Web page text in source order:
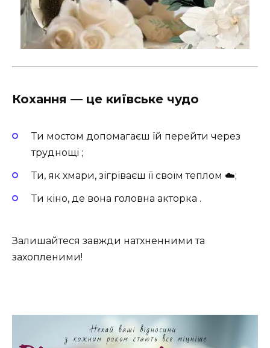
Кохання — це київське чудо
Ти мостом допомагаєш їй перейти через
труднощі ;
Ти, як хмари, зігріваєш її своїм теплом ☁️;
Ти кіно, де вона головна акторка .
Залишайтеся завжди натхненними та
захопленими!